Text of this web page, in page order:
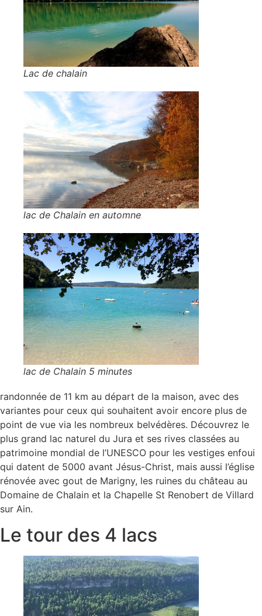
Lac de chalain
lac de Chalain en automne
lac de Chalain 5 minutes
randonnée de 11 km au départ de la maison, avec des
variantes pour ceux qui souhaitent avoir encore plus de
point de vue via les nombreux belvédères. Découvrez le
plus grand lac naturel du Jura et ses rives classées au
patrimoine mondial de l’UNESCO pour les vestiges enfoui
qui datent de 5000 avant Jésus-Christ, mais aussi l’église
rénovée avec gout de Marigny, les ruines du château au
Domaine de Chalain et la Chapelle St Renobert de Villard
sur Ain.
Le tour des 4 lacs